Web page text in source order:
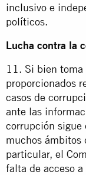
inclusivo e
políticos.
Lucha contra la
11. Si bien toma
proporcionados
casos de
ante las
corrupción sigue
muchos ámbitos
particular, el
falta de acceso